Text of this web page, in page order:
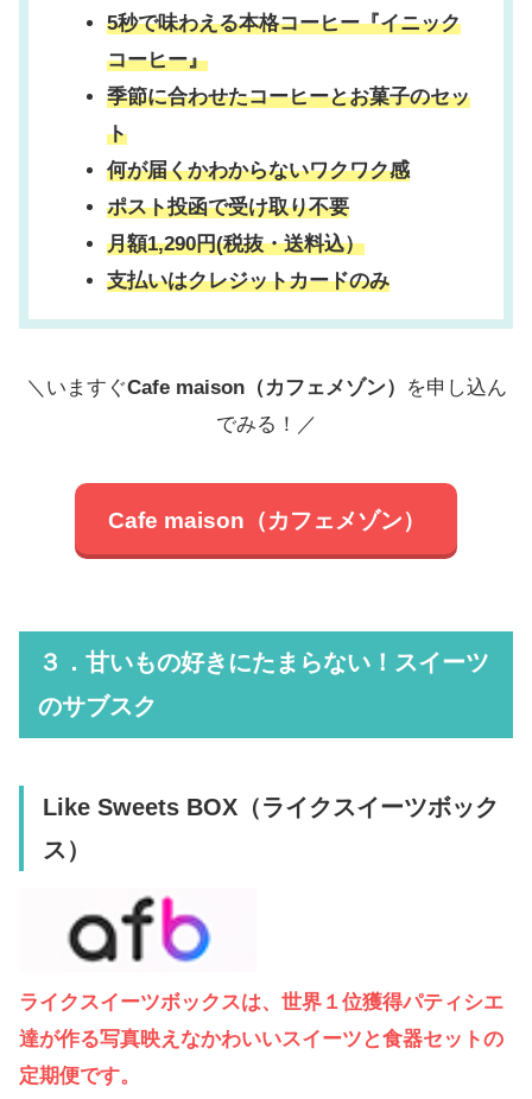
5秒で味わえる本格コーヒー『イニック
コーヒー』
季節に合わせたコーヒーとお菓子のセッ
ト
何が届くかわからないワクワク感
ポスト投函で受け取り不要
月額1,290円(税抜・送料込）
支払いはクレジットカードのみ
＼いますぐCafe maison（カフェメゾン）
を申し込ん
でみる！／
Cafe maison（カフェメゾン）
３．甘いもの好きにたまらない！スイーツ
のサブスク
Like Sweets BOX（ライクスイーツボック
ス）
ライクスイーツボックスは、世界１位獲得パティシエ
達が作る写真映えなかわいいスイーツと食器セットの
定期便です。